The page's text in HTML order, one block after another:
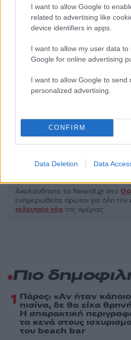
I want to allow Google to
related to advertising like
device identifiers in apps.
I want to allow my user data to
Google for online advertising
I want to allow Google to send
personalized advertising.
CONFIRM
Data Deletion Data
Υποβολή
Lifestyle
ΕΛΙΖΑ ΒΟΖΕΝΜΠΕΡΓΚ
Share:
Ακολουθήστε το Νewsit.gr στο
ενημερωθείτε πρώτοι για όλη την
τελευταία νέα της ημέρας
Πιο
1 Πάρος: «Αν ήταν
πισίνα, δε θα είχα
Η σπαρακτική
τα κενά στους
του beach bar